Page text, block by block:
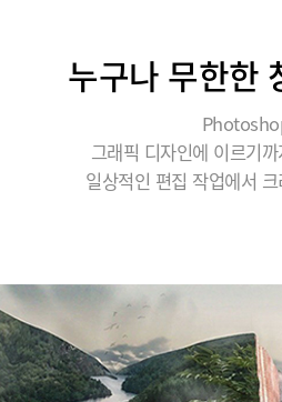
누구나 무한한
그래픽 디자인에 이르기
일상적인 편집 작업에서